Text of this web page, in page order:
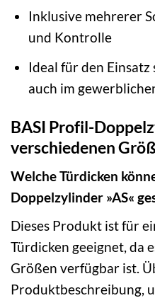
Inklusive mehrerer
und Kontrolle
Ideal für den
auch im
BASI Profil-
verschiedenen
Welche Türdicken
Doppelzylinder »AS«
Dieses Produkt ist für
Türdicken geeignet, da
Größen verfügbar ist.
Produktbeschreibung,